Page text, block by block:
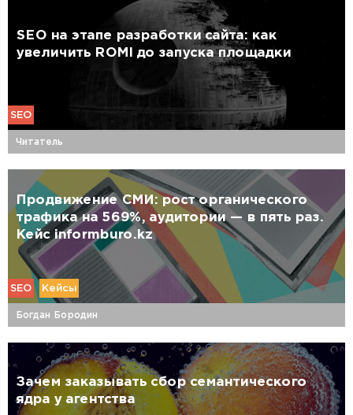
SEO на этапе разработки сайта: как
увеличить ROMI до запуска площадки
SEO
Читатель
Продвижение СМИ: рост органического
трафика на 569%, аудитории — в пять раз.
Кейс informburo.kz
SEO Кейсы
Богдан Бородин
Зачем заказывать сбор семантического
ядра у агентства